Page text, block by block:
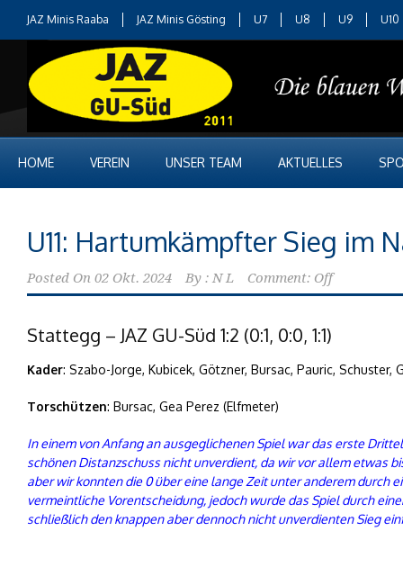
JAZ Minis Raaba JAZ Minis Gösting U7 U8 U9 U10
HOME VEREIN UNSER TEAM AKTUELLES
U11: Hartumkämpfter Sieg im
Posted On 02 Okt. 2024 By : N L Comment: Off
Stattegg – JAZ GU-Süd 1:2 (0:1, 0:0, 1:1)
Kader: Szabo-Jorge, Kubicek, Götzner, Bursac, Pauric, Schuster,
Torschützen: Bursac, Gea Perez (Elfmeter)
In einem von Anfang an ausgeglichenen Spiel war das erste
schönen Distanzschuss nicht unverdient, da wir vor allem etwas
aber wir konnten die 0 über eine lange Zeit unter anderem durch
vermeintliche Vorentscheidung, jedoch wurde das Spiel durch
schließlich den knappen aber dennoch nicht unverdienten Sieg